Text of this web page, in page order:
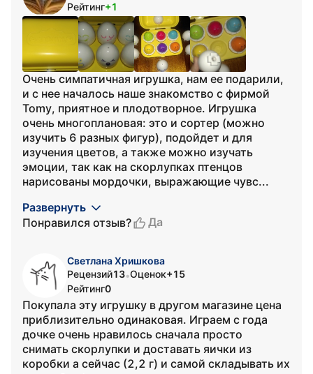
Рейтинг+1
Очень симпатичная игрушка, нам ее подарили,
и с нее началось наше знакомство с фирмой
Tomy, приятное и плодотворное. Игрушка
очень многоплановая: это и сортер (можно
изучить 6 разных фигур), подойдет и для
изучения цветов, а также можно изучать
эмоции, так как на скорлупках птенцов
нарисованы мордочки, выражающие чувс...
Развернуть
Понравился отзыв?
Да
Светлана Хришкова
Рецензий13•Оценок+15
Рейтинг0
Покупала эту игрушку в другом магазине цена
приблизительно одинаковая. Играем с года
дочке очень нравилось сначала просто
снимать скорлупки и доставать яички из
коробки а сейчас (2,2 г) и самой складывать их